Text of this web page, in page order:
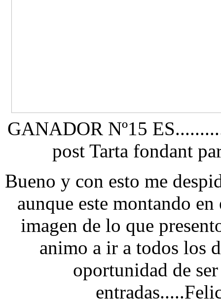
GANADOR Nº15
post Tarta fondant
Bueno y con esto me
aunque este montando
imagen de lo que
animo a ir a todos los
oportunidad de